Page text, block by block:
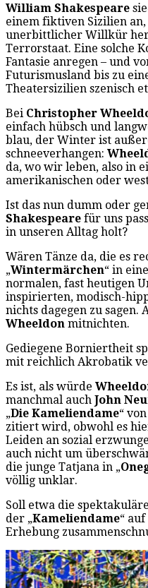
William Shakespeare
einem fiktiven Sizilien
unerbittlicher Willkür
Terrorstaat. Eine solche
Fantasie anregen – und
Futurismusland bis zu
Theatersizilien szenisch
Bei Christopher
einfach hübsch und
blau, der Winter ist
schneeverhangen:
da, wo wir leben, also in
amerikanischen oder
Ist das nun dumm oder
Shakespeare für uns
in unseren Alltag holt?
Wären Tänze da, die es
„Wintermärchen“ in
normalen, fast heutigen
inspirierten, modisch-
nichts dagegen zu sagen.
Wheeldon mitnichten.
Gediegene Borniertheit
mit reichlich Akrobatik
Es ist, als würde
manchmal auch John
„Die Kameliendame“ von
zitiert wird, obwohl es
Leiden an sozial
auch nicht um
die junge Tatjana in „
völlig unklar.
Soll etwa die
der „Kameliendame“
Erhebung